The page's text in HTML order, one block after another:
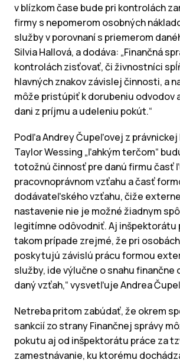
v blízkom čase bude pri kontrolách
firmy s nepomerom osobných
služby v porovnaní s priemerom
Silvia Hallová, a dodáva: „Finančná
kontrolách zisťovať, či živnostníci
hlavných znakov závislej činnosti, a
môže pristúpiť k dorubeniu odvodov
dani z príjmu a udeleniu pokút.“
Podľa Andrey Čupeľovej z právnickej
Taylor Wessing „ľahkým terčom“
totožnú činnosť pre danú firmu časť
pracovnoprávnom vzťahu a časť
dodávateľského vzťahu, čiže
nastavenie nie je možné žiadnym
legitímne odôvodniť. Aj inšpektorátu
takom prípade zrejmé, že pri
poskytujú závislú prácu formou
služby, ide výlučne o snahu
daný vzťah,“ vysvetľuje Andrea
Netreba pritom zabúdať, že okrem
sankcií zo strany Finančnej správy
pokutu aj od inšpektorátu práce za
zamestnávanie, ku ktorému